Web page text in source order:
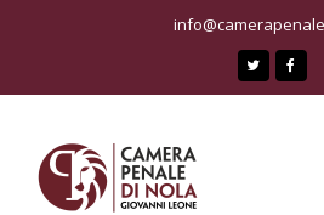
Twitter